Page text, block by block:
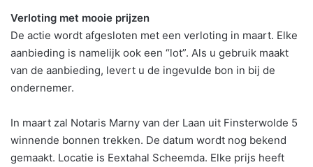
Verloting met mooie prijzen
De actie wordt afgesloten met een verloting in maart. Elke
aanbieding is namelijk ook een “lot”. Als u gebruik maakt
van de aanbieding, levert u de ingevulde bon in bij de
ondernemer.
In maart zal Notaris Marny van der Laan uit Finsterwolde 5
winnende bonnen trekken. De datum wordt nog bekend
gemaakt. Locatie is Eextahal Scheemda. Elke prijs heeft